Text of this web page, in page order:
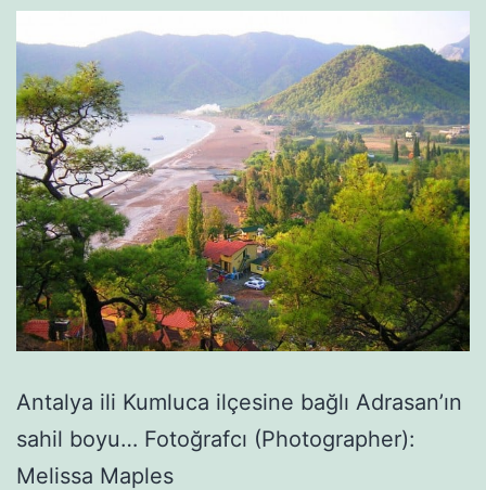
Antalya ili Kumluca ilçesine bağlı Adrasan’ın
sahil boyu… Fotoğrafcı (Photographer):
Melissa Maples